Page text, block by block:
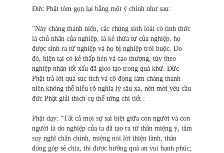
Đức Phật tóm gọn lại bằng một ý chính như sau:
“Này chàng thanh niên, các chúng sinh loài có tình thức
là chủ nhân của nghiệp, là kẻ thừa tự của nghiệp, họ
được sinh ra từ nghiệp và họ bị nghiệp trói buộc. Do
đó, hiện tại có kẻ thấp hèn và cao thượng, tùy theo
nghiệp nhân tốt xấu đã gieo tạo trong quá khứ. Đức
Phật trả lời quá súc tích và cô đọng làm chàng thanh
niên không thể hiểu rõ nghĩa lý sâu xa, nên mới yêu cầu
đức Phật giải thích cụ thể từng chi tiết :
Phật dạy: “Tất cả mọi sự sai biệt giữa con người và con
người là do nghiệp của ta đã tạo ra từ thân miệng ý, tâm
suy nghĩ chân chính, miệng nói lời thiện lành, thân
đóng góp sẻ chia, thì được hưởng quả an vui hạnh phúc;